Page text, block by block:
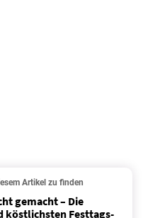
Artikel zu finden
gemacht – Die
köstlichsten Festtags-